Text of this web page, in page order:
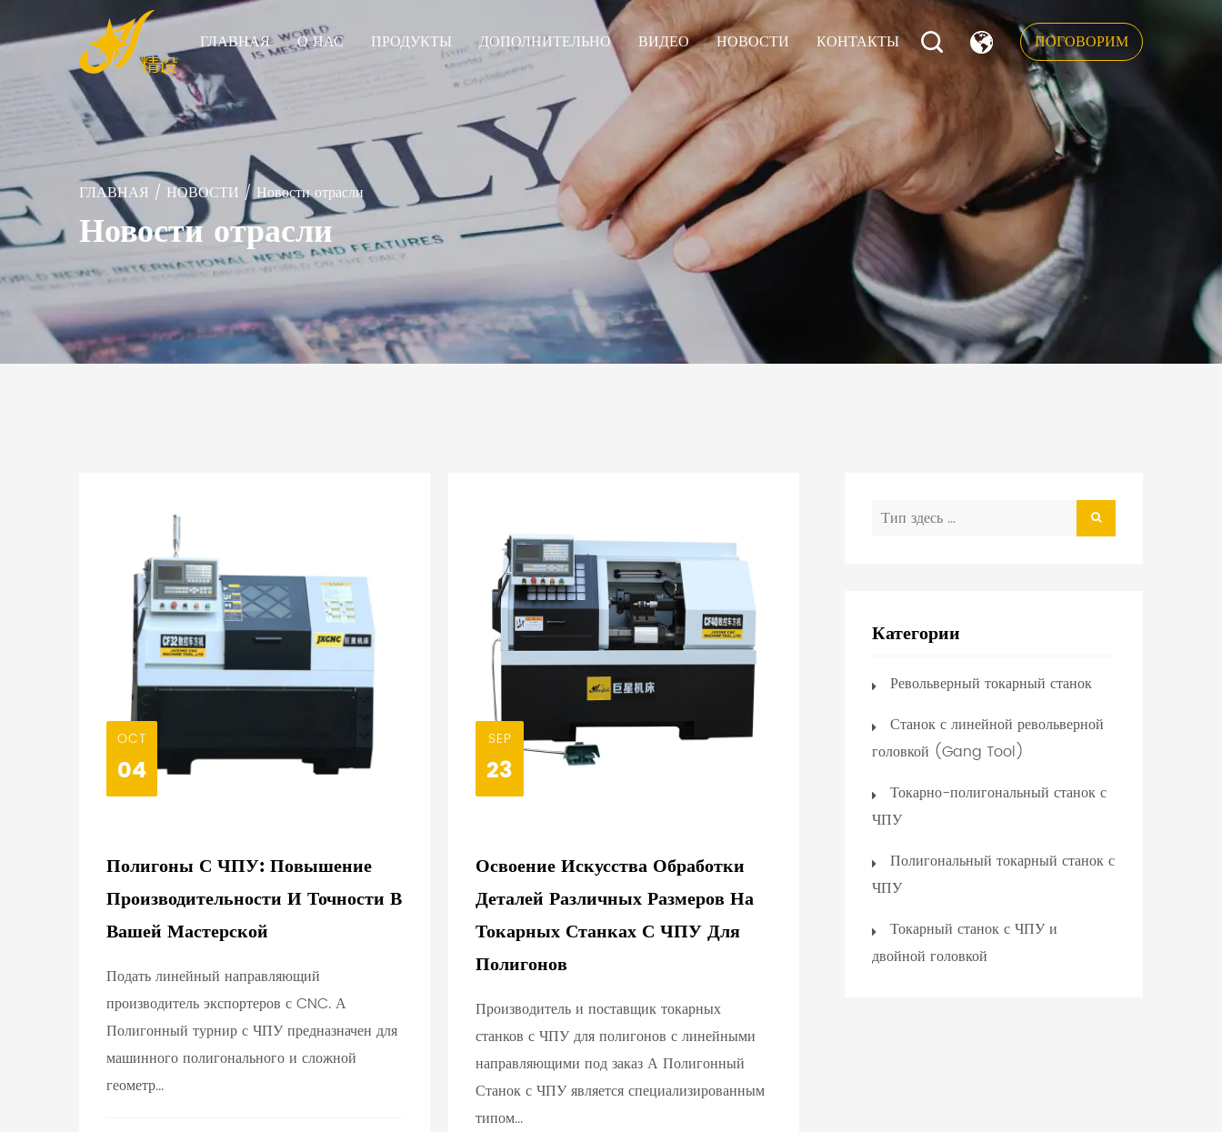
ГЛАВНАЯ О НАС ПРОДУКТЫ ДОПОЛНИТЕЛЬНО ВИДЕО НОВОСТИ КОНТАКТЫ ПОГОВОРИМ
ГЛАВНАЯ / НОВОСТИ /Новости отрасли
Новости отрасли
OCT
04
Полигоны С ЧПУ: Повышение
Производительности И Точности В
Вашей Мастерской
Подать линейный направляющий
производитель экспортеров с CNC. А
Полигонный турнир с ЧПУ предназначен для
машинного полигонального и сложной
геометр...
SEP
23
Освоение Искусства Обработки
Деталей Различных Размеров На
Токарных Станках С ЧПУ Для
Полигонов
Производитель и поставщик токарных
станков с ЧПУ для полигонов с линейными
направляющими под заказ А Полигонный
Станок с ЧПУ является специализированным
типом...
Категории
Револьверный токарный станок
Станок с линейной револьверной
головкой (Gang Tool)
Токарно-полигональный станок с
ЧПУ
Полигональный токарный станок с
ЧПУ
Токарный станок с ЧПУ и
двойной головкой